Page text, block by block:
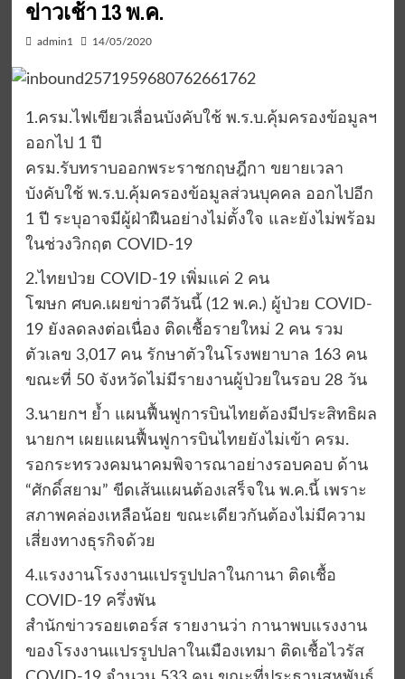
ข่าวเช้า 13 พ.ค.
admin1 14/05/2020
1.ครม.ไฟเขียวเลื่อนบังคับใช้ พ.ร.บ.คุ้มครองข้อมูลฯ
ออกไป 1 ปี
ครม.รับทราบออกพระราชกฤษฎีกา ขยายเวลา
บังคับใช้ พ.ร.บ.คุ้มครองข้อมูลส่วนบุคคล ออกไปอีก
1 ปี ระบุอาจมีผู้ฝ่าฝืนอย่างไม่ตั้งใจ และยังไม่พร้อม
ในช่วงวิกฤต COVID-19
2.ไทยป่วย COVID-19 เพิ่มแค่ 2 คน
โฆษก ศบค.เผยข่าวดีวันนี้ (12 พ.ค.) ผู้ป่วย COVID-
19 ยังลดลงต่อเนื่อง ติดเชื้อรายใหม่ 2 คน รวม
ตัวเลข 3,017 คน รักษาตัวในโรงพยาบาล 163 คน
ขณะที่ 50 จังหวัดไม่มีรายงานผู้ป่วยในรอบ 28 วัน
3.นายกฯ ย้ำ แผนฟื้นฟูการบินไทยต้องมีประสิทธิผล
นายกฯ เผยแผนฟื้นฟูการบินไทยยังไม่เข้า ครม.
รอกระทรวงคมนาคมพิจารณาอย่างรอบคอบ ด้าน
“ศักดิ์สยาม” ขีดเส้นแผนต้องเสร็จใน พ.ค.นี้ เพราะ
สภาพคล่องเหลือน้อย ขณะเดียวกันต้องไม่มีความ
เสี่ยงทางธุรกิจด้วย
4.แรงงานโรงงานแปรรูปปลาในกานา ติดเชื้อ
COVID-19 ครึ่งพัน
สำนักข่าวรอยเตอร์ส รายงานว่า กานาพบแรงงาน
ของโรงงานแปรรูปปลาในเมืองเทมา ติดเชื้อไวรัส